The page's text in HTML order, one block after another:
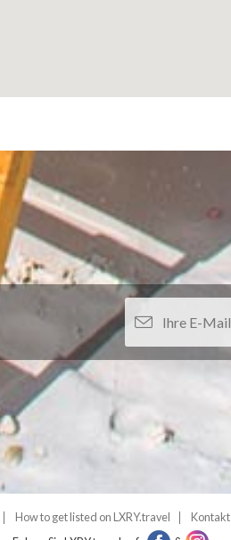
How to get listed on LXRY.travel Kontakt